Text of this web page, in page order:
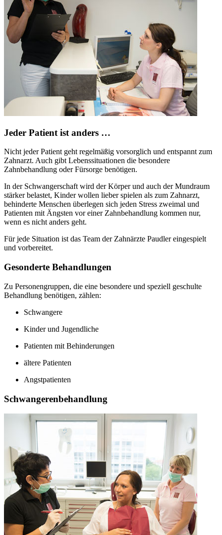
Jeder Patient ist anders …
Nicht jeder Patient geht regelmäßig vorsorglich und entspannt zum
Zahnarzt. Auch gibt Lebenssituationen die besondere
Zahnbehandlung oder Fürsorge benötigen.
In der Schwangerschaft wird der Körper und auch der Mundraum
stärker belastet, Kinder wollen lieber spielen als zum Zahnarzt,
behinderte Menschen überlegen sich jeden Stress zweimal und
Patienten mit Ängsten vor einer Zahnbehandlung kommen nur,
wenn es nicht anders geht.
Für jede Situation ist das Team der Zahnärzte Paudler eingespielt
und vorbereitet.
Gesonderte Behandlungen
Zu Personengruppen, die eine besondere und speziell geschulte
Behandlung benötigen, zählen:
Schwangere
Kinder und Jugendliche
Patienten mit Behinderungen
ältere Patienten
Angstpatienten
Schwangerenbehandlung